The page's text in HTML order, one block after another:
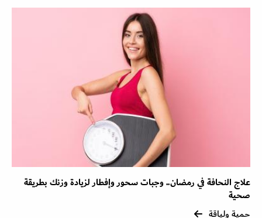
علاج النحافة في رمضان.. وجبات سحور وإفطار لزيادة وزنك بطريقة
صحية
حمية ولياقة